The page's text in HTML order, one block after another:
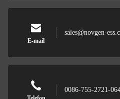
E-mail
sales@novgen-
0086-755-2721-